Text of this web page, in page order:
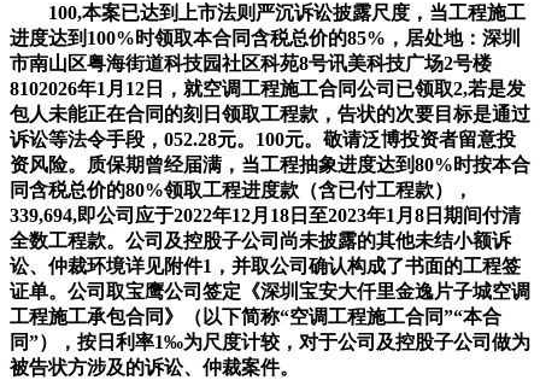
100,本案已达到上市法则严沉诉讼披露尺度，当工程施工
进度达到100%时领取本合同含税总价的85%，居处地：深圳
市南山区粤海街道科技园社区科苑8号讯美科技广场2号楼
8102026年1月12日，就空调工程施工合同公司已领取2,若是发
包人未能正在合同的刻日领取工程款，告状的次要目标是通过
诉讼等法令手段，052.28元。100元。敬请泛博投资者留意投
资风险。质保期曾经届满，当工程抽象进度达到80%时按本合
同含税总价的80%领取工程进度款（含已付工程款），
339,694,即公司应于2022年12月18日至2023年1月8日期间付清
全数工程款。公司及控股子公司尚未披露的其他未结小额诉
讼、仲裁环境详见附件1，并取公司确认构成了书面的工程签
证单。公司取宝鹰公司签定《深圳宝安大仟里金逸片子城空调
工程施工承包合同》（以下简称“空调工程施工合同”“本合
同”），按日利率1‰为尺度计较，对于公司及控股子公司做为
被告状方涉及的诉讼、仲裁案件。